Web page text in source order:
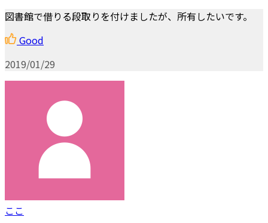
図書館で借りる段取りを付けましたが、所有したいです。
Good
2019/01/29
ここ